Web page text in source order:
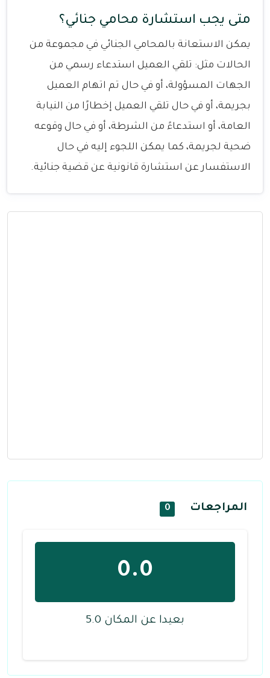
متى يجب استشارة محامي جنائي؟
يمكن الاستعانة بالمحامي الجنائي في مجموعة من
الحالات مثل: تلقي العميل استدعاء رسمي من
الجهات المسؤولة، أو في حال تم اتهام العميل
بجريمة، أو في حال تلقي العميل إخطارًا من النيابة
العامة، أو استدعاءً من الشرطة، أو في حال وقوعه
ضحية لجريمة، كما يمكن اللجوء إليه في حال
الاستفسار عن استشارة قانونية عن قضية جنائية.
المراجعات 0
0.0
بعيدا عن المكان 5.0